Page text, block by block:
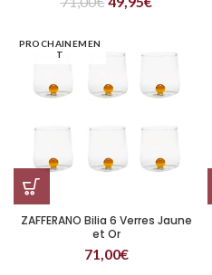
PROCHAINEMEN
T
ZAFFERANO Bilia 6 Verres Jaune
et Or
71,00€